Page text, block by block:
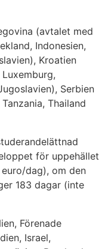
(avtalet med
Indonesien,
Kroatien
Serbien
Thailand
för uppehället
dag), om den
183 dagar (inte
Förenade
Israel,